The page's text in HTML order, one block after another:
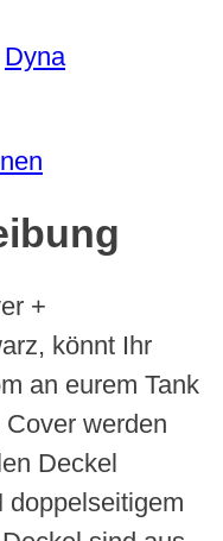
Dyna
+
könnt Ihr
an eurem Tank
werden
Deckel
doppelseitigem